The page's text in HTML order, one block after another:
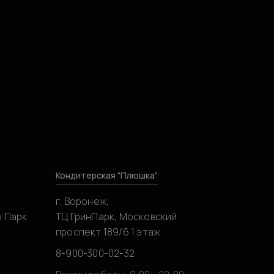
Парк
Кондитерская "Плюшка"
г. Воронеж,
ТЦ ГринПарк, Московский
проспект 189/6 1 этаж
8-900-300-02-32